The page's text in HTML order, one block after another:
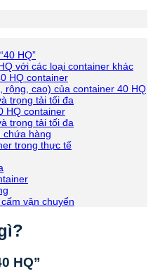
HQ”
với các loại container khác
HQ container
rộng, cao) của container 40 HQ
trọng tải tối đa
HQ container
trọng tải tối đa
chứa hàng
trong thực tế
vận chuyển
HQ”